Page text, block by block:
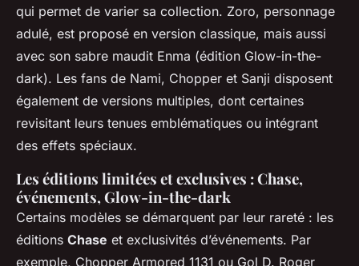
qui permet de varier sa collection. Zoro, personnage
adulé, est proposé en version classique, mais aussi
avec son sabre maudit Enma (édition Glow-in-the-
dark). Les fans de Nami, Chopper et Sanji disposent
également de versions multiples, dont certaines
revisitant leurs tenues emblématiques ou intégrant
des effets spéciaux.
Les éditions limitées et exclusives : Chase,
événements, Glow-in-the-dark
Certains modèles se démarquent par leur rareté : les
éditions Chase et exclusivités d’événements. Par
exemple, Chopper Armored 1131 ou Gol D. Roger